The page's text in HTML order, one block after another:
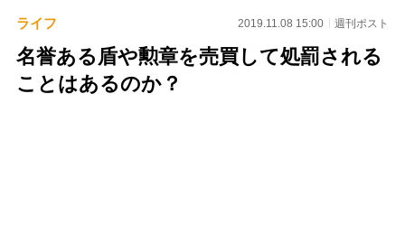
ライフ 2019.11.08 15:00 週刊ポスト
名誉ある盾や勲章を売買して処罰される
ことはあるのか？